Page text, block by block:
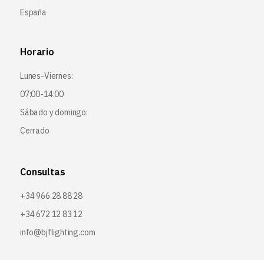
España
Horario
Lunes-Viernes:
07:00-14:00
Sábado y domingo:
Cerrado
Consultas
+34 966 28 88 28
+34 672 12 83 12
info@bjflighting.com